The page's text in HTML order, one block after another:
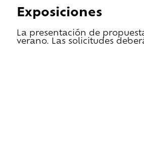
Exposiciones
La presentación de
verano. Las solicitudes